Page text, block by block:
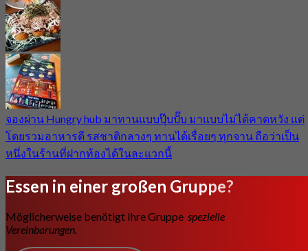
จองผ่าน Hungry hub มาทานแบบปุ๊บปั๊บ มาแบบไม่ได้คาดหวัง แต่
โดยรวมอาหารดี รสชาติกลางๆ ทานได้เรื่อยๆ ทุกจาน ถือว่าเป็น
หนึ่งในร้านที่ฝากท้องได้ในละแวกนี้
Essen in einer großen Gruppe?
Möglicherweise benötigt Ihre Gruppe spezielle
Vereinbarungen.